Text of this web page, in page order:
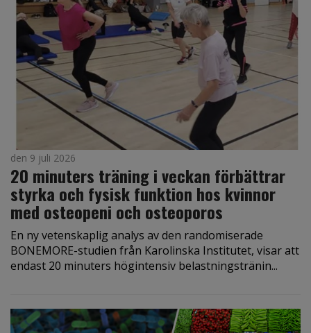
den 9 juli 2026
20 minuters träning i veckan förbättrar
styrka och fysisk funktion hos kvinnor
med osteopeni och osteoporos
En ny vetenskaplig analys av den randomiserade
BONEMORE-studien från Karolinska Institutet, visar att
endast 20 minuters högintensiv belastningstränin...